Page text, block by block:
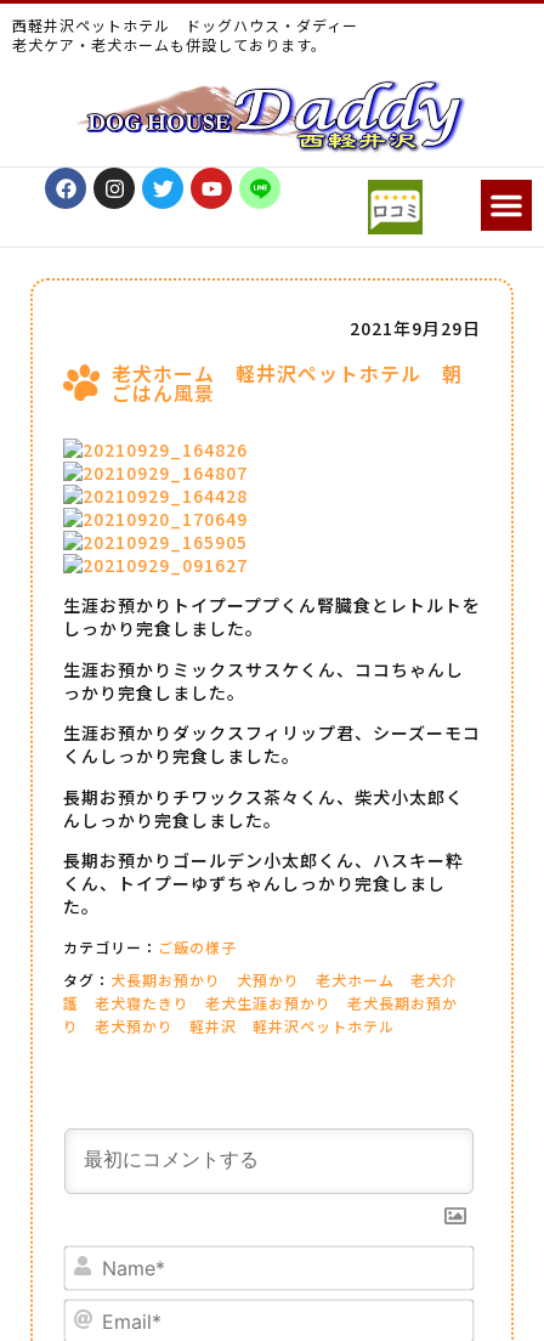
西軽井沢ペットホテル ドッグハウス・ダディー
老犬ケア・老犬ホームも併設しております。
老犬ホーム 軽井沢ペットホテル 朝
ごはん風景
2021年9月29日
生涯お預かりトイプーププくん腎臓食とレトルトを
しっかり完食しました。
生涯お預かりミックスサスケくん、ココちゃんし
っかり完食しました。
生涯お預かりダックスフィリップ君、シーズーモコ
くんしっかり完食しました。
長期お預かりチワックス茶々くん、柴犬小太郎く
んしっかり完食しました。
長期お預かりゴールデン小太郎くん、ハスキー粋
くん、トイプーゆずちゃんしっかり完食しまし
た。
カテゴリー： ご飯の様子
タグ： 犬長期お預かり 犬預かり 老犬ホーム
老犬介
護
老犬寝たきり 老犬生涯お預かり
老犬長期お預か
り
老犬預かり 軽井沢 軽井沢ペットホテル
Name*
Email*